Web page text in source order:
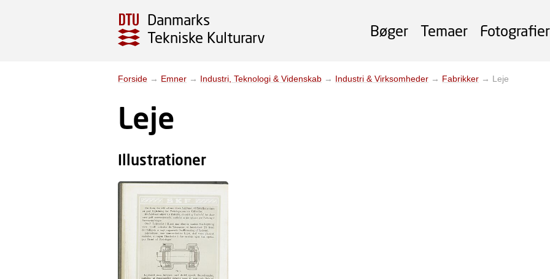
Danmarks
Tekniske Kulturarv
Bøger Temaer Fotografier
Forside → Emner → Industri, Teknologi & Videnskab → Industri & Virksomheder → Fabrikker → Leje
Leje
Illustrationer